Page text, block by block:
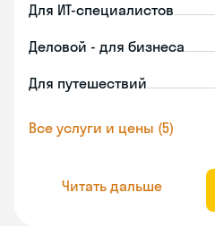
Для ИТ-специалистов
Деловой - для бизнеса
Для путешествий
Все услуги и цены (5)
Читать дальше